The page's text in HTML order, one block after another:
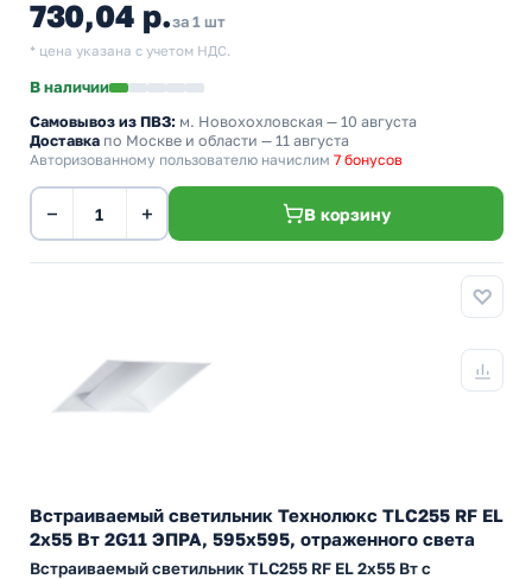
730,04 р.за 1 шт
* цена указана с учетом НДС.
В наличии
Самовывоз из ПВЗ: м. Новохохловская — 10 августа
Доставка по Москве и области — 11 августа
Авторизованному пользователю начислим 7 бонусов
− + В корзину
Встраиваемый светильник Технолюкс TLC255 RF EL
2х55 Вт 2G11 ЭПРА, 595х595, отраженного света
Встраиваемый светильник TLC255 RF EL 2х55 Вт с